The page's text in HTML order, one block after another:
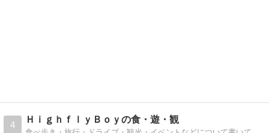
4
ＨｉｇｈｆｌｙＢｏｙの食・遊・観